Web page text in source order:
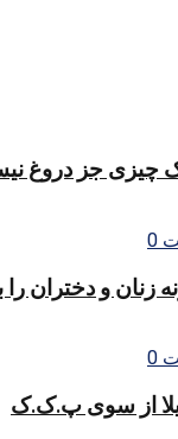
چیزی جز دروغ
0
و دختران را
0
از سوی پ.ک.ک